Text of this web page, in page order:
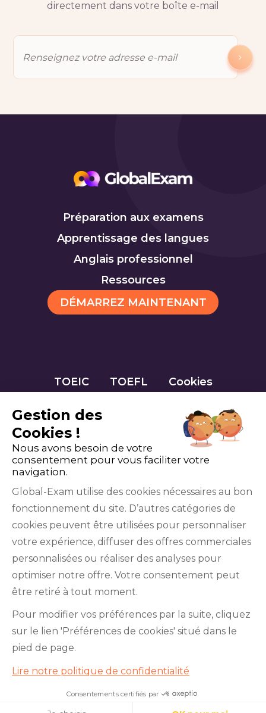
Je teste mon niveau en 10
directement dans votre boîte e-mail
Préparation aux examens
Apprentissage des langues
Anglais professionnel
Ressources
DÉMARREZ MAINTENANT
TOEIC TOEFL Cookies
YouTube
institutions qui gèrent les examens officiels du
BRIGHT English, de l’IELTS, du TOEFL ITP®, des
Cambridge B2 First et C1 Advanced, du TOEIC
Bridge™, du HSK®, du BRIGHT Español, du DELE,
Gestion des
Cookies !
Nous avons besoin de votre
consentement pour vous faciliter votre
navigation.
Global-Exam utilise des cookies nécessaires au bon
fonctionnement du site. D’autres catégories de
cookies peuvent être utilisées pour personnaliser
votre expérience, diffuser des offres commerciales
personnalisées ou réaliser des analyses pour
optimiser notre offre. Votre consentement peut
être retiré à tout moment.
Pour modifier vos préférences par la suite, cliquez
sur le lien 'Préférences de cookies' situé dans le
pied de page.
Lire notre politique de confidentialité
Consentements certifiés par
Cookies